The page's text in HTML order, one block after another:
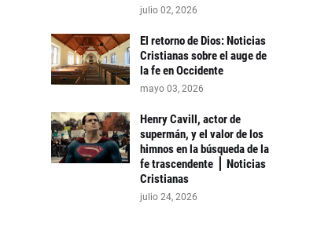
julio 02, 2026
El retorno de Dios: Noticias
Cristianas sobre el auge de
la fe en Occidente
mayo 03, 2026
Henry Cavill, actor de
supermán, y el valor de los
himnos en la búsqueda de la
fe trascendente ⎪ Noticias
Cristianas
julio 24, 2026